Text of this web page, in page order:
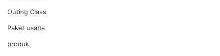
Outing Class
Paket usaha
produk